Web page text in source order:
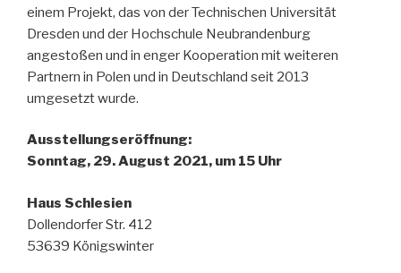
einem Projekt, das von der Technischen Universität
Dresden und der Hochschule Neubrandenburg
angestoßen und in enger Kooperation mit weiteren
Partnern in Polen und in Deutschland seit 2013
umgesetzt wurde.
Ausstellungseröffnung:
Sonntag, 29. August 2021, um 15 Uhr
Haus Schlesien
Dollendorfer Str. 412
53639 Königswinter